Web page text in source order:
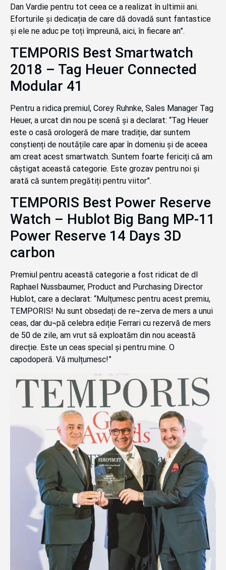
Dan Vardie pentru tot ceea ce a realizat în ultimii ani.
Eforturile și dedicația de care dă dovadă sunt fantastice
și ele ne aduc pe toți împreună, aici, în fiecare an”.
TEMPORIS Best Smartwatch
2018 – Tag Heuer Connected
Modular 41
Pentru a ridica premiul, Corey Ruhnke, Sales Manager Tag
Heuer, a urcat din nou pe scenă și a declarat: “Tag Heuer
este o casă orologeră de mare tradiție, dar suntem
conștienți de noutățile care apar în domeniu și de aceea
am creat acest smartwatch. Suntem foarte fericiți că am
câștigat această categorie. Este grozav pentru noi și
arată că suntem pregătiți pentru viitor”.
TEMPORIS Best Power Reserve
Watch – Hublot Big Bang MP-11
Power Reserve 14 Days 3D
carbon
Premiul pentru această categorie a fost ridicat de dl
Raphael Nussbaumer, Product and Purchasing Director
Hublot, care a declarat: “Mulțumesc pentru acest premiu,
TEMPORIS! Nu sunt obsedați de re¬zerva de mers a unui
ceas, dar du¬pă celebra ediție Ferrari cu rezervă de mers
de 50 de zile, am vrut să exploatăm din nou această
direcție. Este un ceas special și pentru mine. O
capodoperă. Vă mulțumesc!”